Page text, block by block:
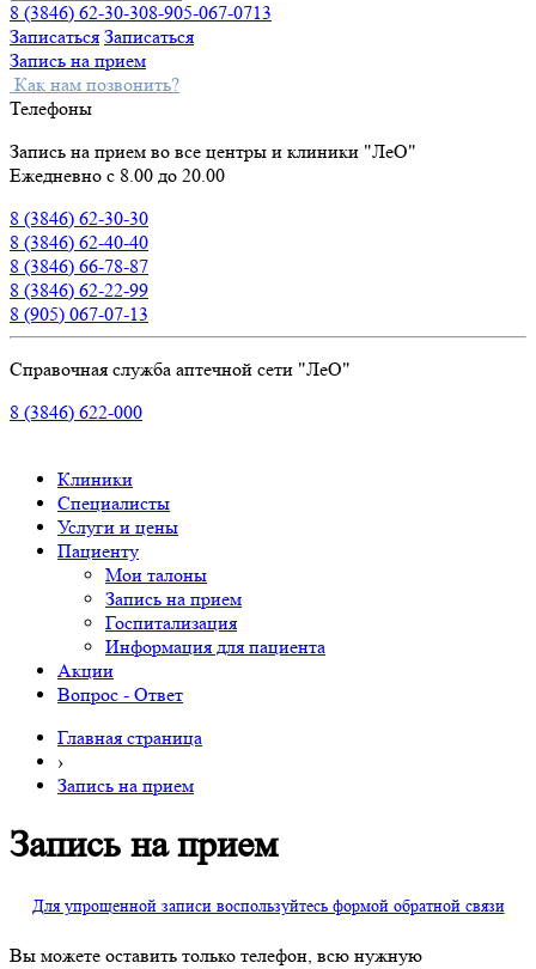
8 (3846) 62-30-308-905-067-0713
Записаться Записаться
Запись на прием
Как нам позвонить?
Телефоны
Запись на прием во все центры и клиники "ЛеО"
Ежедневно с 8.00 до 20.00
8 (3846) 62-30-30
8 (3846) 62-40-40
8 (3846) 66-78-87
8 (3846) 62-22-99
8 (905) 067-07-13
Справочная служба аптечной сети "ЛеО"
8 (3846) 622-000
Клиники
Специалисты
Услуги и цены
Пациенту
Мои талоны
Запись на прием
Госпитализация
Информация для пациента
Акции
Вопрос - Ответ
Главная страница
›
Запись на прием
Запись на прием
Для упрощенной записи воспользуйтесь формой обратной связи
Вы можете оставить только телефон, всю нужную